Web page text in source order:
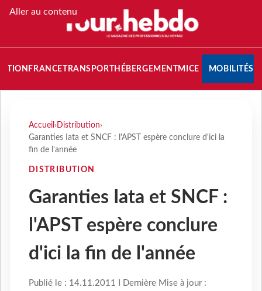
Aller au contenu
FRANCETRANSPORT HÉBERGEMENTMICE MOBILITÉS
Accueil › Distribution›
Garanties Iata et SNCF : l'APST espère conclure d'ici la
fin de l'année
DISTRIBUTION
Garanties Iata et SNCF :
l'APST espère conclure
d'ici la fin de l'année
Publié le : 14.11.2011 I Dernière Mise à jour :